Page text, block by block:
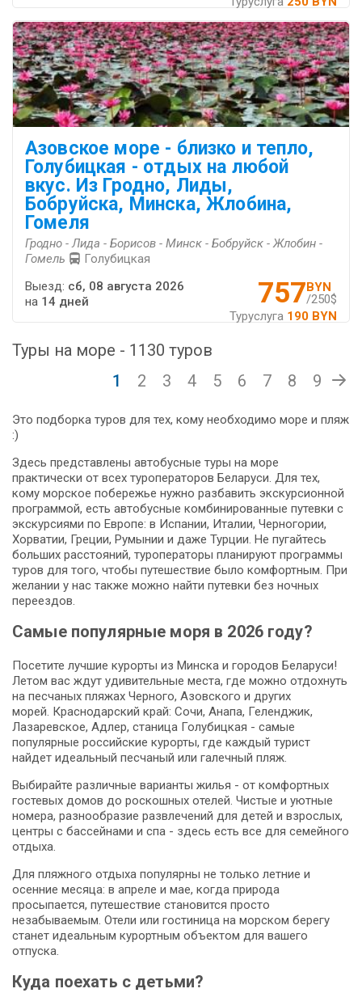
Азовское море - близко и тепло,
Голубицкая - отдых на любой
вкус. Из Гродно, Лиды,
Бобруйска, Минска, Жлобина,
Гомеля
Гродно - Лида - Борисов - Минск - Бобруйск - Жлобин -
Гомель
Голубицкая
757BYN
/250$
Туруслуга 190 BYN
Выезд: сб, 08 августа 2026
на 14 дней
Туры на море - 1130 туров
1
2 3 4 5 6 7 8 9
Это подборка туров для тех, кому необходимо море и пляж
:)
Здесь представлены автобусные туры на море
практически от всех туроператоров Беларуси. Для тех,
кому морское побережье нужно разбавить экскурсионной
программой, есть автобусные комбинированные путевки с
экскурсиями по Европе: в Испании, Италии, Черногории,
Хорватии, Греции, Румынии и даже Турции. Не пугайтесь
больших расстояний, туроператоры планируют программы
туров для того, чтобы путешествие было комфортным. При
желании у нас также можно найти путевки без ночных
переездов.
Самые популярные моря в 2026 году?
Посетите лучшие курорты из Минска и городов Беларуси!
Летом вас ждут удивительные места, где можно отдохнуть
на песчаных пляжах Черного, Азовского и других
морей. Краснодарский край: Сочи, Анапа, Геленджик,
Лазаревское, Адлер, станица Голубицкая - самые
популярные российские курорты, где каждый турист
найдет идеальный песчаный или галечный пляж.
Выбирайте различные варианты жилья - от комфортных
гостевых домов до роскошных отелей. Чистые и уютные
номера, разнообразие развлечений для детей и взрослых,
центры с бассейнами и спа - здесь есть все для семейного
отдыха.
Для пляжного отдыха популярны не только летние и
осенние месяца: в апреле и мае, когда природа
просыпается, путешествие становится просто
незабываемым. Отели или гостиница на морском берегу
станет идеальным курортным объектом для вашего
отпуска.
Куда поехать с детьми?